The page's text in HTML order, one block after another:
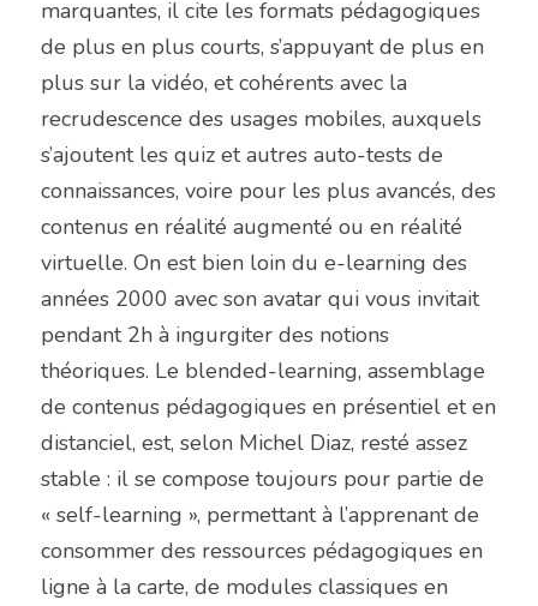
marquantes, il cite les formats pédagogiques
de plus en plus courts, s’appuyant de plus en
plus sur la vidéo, et cohérents avec la
recrudescence des usages mobiles, auxquels
s’ajoutent les quiz et autres auto-tests de
connaissances, voire pour les plus avancés, des
contenus en réalité augmenté ou en réalité
virtuelle. On est bien loin du e-learning des
années 2000 avec son avatar qui vous invitait
pendant 2h à ingurgiter des notions
théoriques. Le blended-learning, assemblage
de contenus pédagogiques en présentiel et en
distanciel, est, selon Michel Diaz, resté assez
stable : il se compose toujours pour partie de
« self-learning », permettant à l’apprenant de
consommer des ressources pédagogiques en
ligne à la carte, de modules classiques en